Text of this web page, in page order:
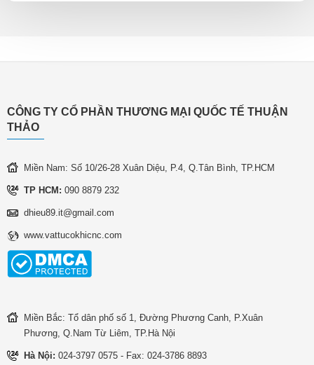
CÔNG TY CỔ PHẦN THƯƠNG MẠI QUỐC TẾ THUẬN
THẢO
Miền Nam: Số 10/26-28 Xuân Diệu, P.4, Q.Tân Bình, TP.HCM
TP HCM: 090 8879 232
dhieu89.it@gmail.com
www.vattucokhicnc.com
Miền Bắc: Tổ dân phố số 1, Đường Phương Canh, P.Xuân
Phương, Q.Nam Từ Liêm, TP.Hà Nội
Hà Nội: 024-3797 0575 - Fax: 024-3786 8893